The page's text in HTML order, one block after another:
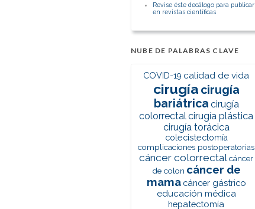
Revise éste decálogo para publicar
en revistas científicas
NUBE DE PALABRAS CLAVE
COVID-19 calidad de vida
cirugía cirugía
bariátrica cirugía
colorrectalcirugía plástica
cirugía torácica
colecistectomía
complicaciones postoperatorias
cáncer colorrectalcáncer
de colon cáncer de
mama cáncer gástrico
educación médica
hepatectomía